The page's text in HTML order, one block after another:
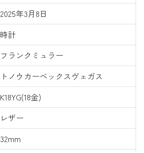
2025年3月8日
時計
フランクミュラー
トノウカーベックスヴェガス
K18YG(18金)
レザー
32mm